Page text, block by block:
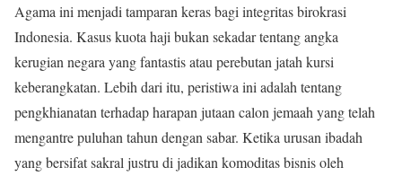
Agama ini menjadi tamparan keras bagi integritas birokrasi
Indonesia. Kasus kuota haji bukan sekadar tentang angka
kerugian negara yang fantastis atau perebutan jatah kursi
keberangkatan. Lebih dari itu, peristiwa ini adalah tentang
pengkhianatan terhadap harapan jutaan calon jemaah yang telah
mengantre puluhan tahun dengan sabar. Ketika urusan ibadah
yang bersifat sakral justru di jadikan komoditas bisnis oleh